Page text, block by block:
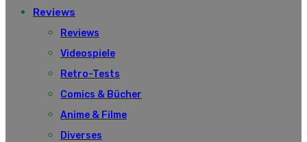
Reviews
Reviews
Videospiele
Retro-Tests
Comics & Bücher
Anime & Filme
Diverses